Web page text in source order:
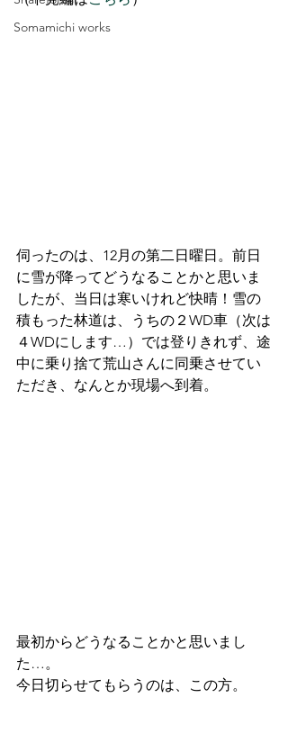
Somamichi works
伺ったのは、12月の第二日曜日。前日
に雪が降ってどうなることかと思いま
したが、当日は寒いけれど快晴！雪の
積もった林道は、うちの２WD車（次は
４WDにします…）では登りきれず、途
中に乗り捨て荒山さんに同乗させてい
ただき、なんとか現場へ到着。
最初からどうなることかと思いまし
た…。
今日切らせてもらうのは、この方。